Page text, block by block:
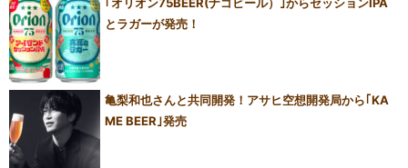
とラガーが発売！
亀梨和也さんと共同開発！アサヒ空想開発局から｢KA
ME BEER｣発売